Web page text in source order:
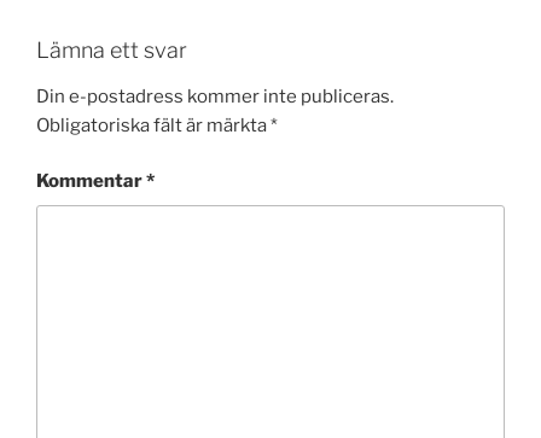
Lämna ett svar
Din e-postadress kommer inte publiceras.
Obligatoriska fält är märkta*
Kommentar*